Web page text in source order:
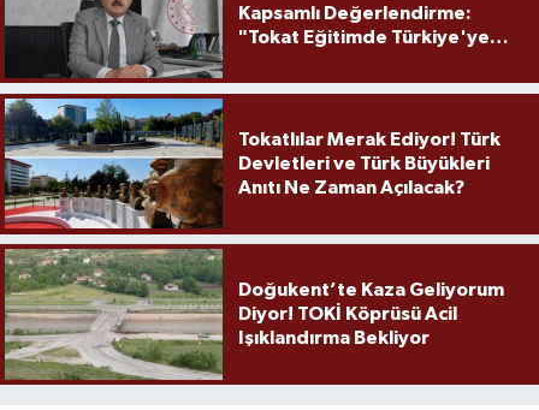
Kapsamlı Değerlendirme:
"Tokat Eğitimde Türkiye'ye
Tokatlılar Merak Ediyor! Türk
Devletleri ve Türk Büyükleri
Anıtı Ne Zaman Açılacak?
Doğukent’te Kaza Geliyorum
Diyor! TOKİ Köprüsü Acil
Işıklandırma Bekliyor